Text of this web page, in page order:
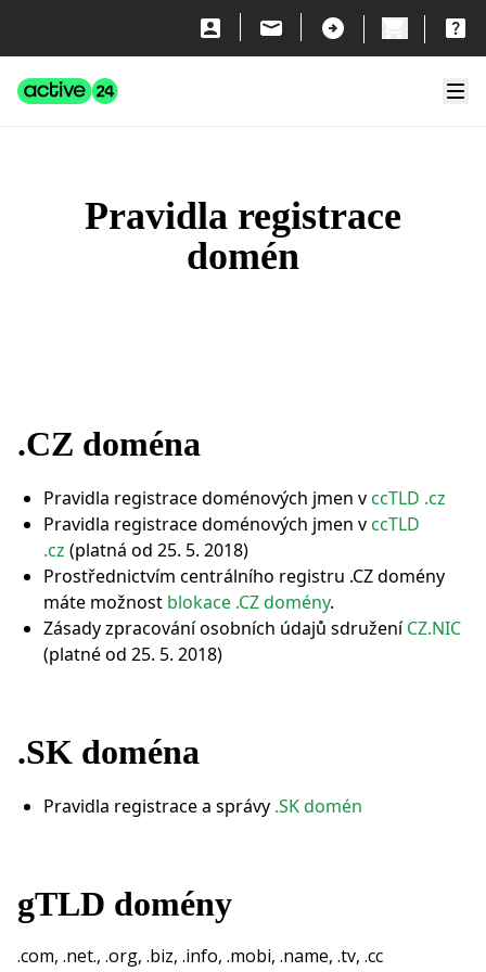
Active24
Pravidla registrace
domén
.CZ doména
Pravidla registrace doménových jmen vccTLD .cz
Pravidla registrace doménových jmen vccTLD
.cz (platná od 25. 5. 2018)
Prostřednictvím centrálního registru .CZ domény
máte možnost blokace .CZ domény.
Zásady zpracování osobních údajů sdruženíCZ.NIC
(platné od 25. 5. 2018)
.SK doména
Pravidla registrace a správy .SK domén
gTLD domény
.com, .net., .org, .biz, .info, .mobi, .name, .tv, .cc